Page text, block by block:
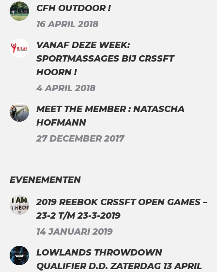
CFH OUTDOOR !
16 APRIL 2018
VANAF DEZE WEEK:
SPORTMASSAGES BIJ CRSSFT
HOORN !
4 APRIL 2018
MEET THE MEMBER : NATASCHA
HOFMANN
27 DECEMBER 2017
EVENEMENTEN
2019 REEBOK CRSSFT OPEN GAMES –
23-2 T/M 23-3-2019
14 JANUARI 2019
LOWLANDS THROWDOWN
QUALIFIER D.D. ZATERDAG 13 APRIL